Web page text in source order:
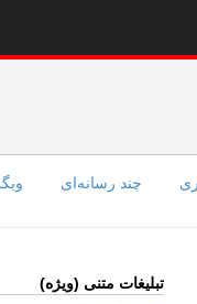
چند رسانه‌ای
تبلیغات متنی (ویژه)